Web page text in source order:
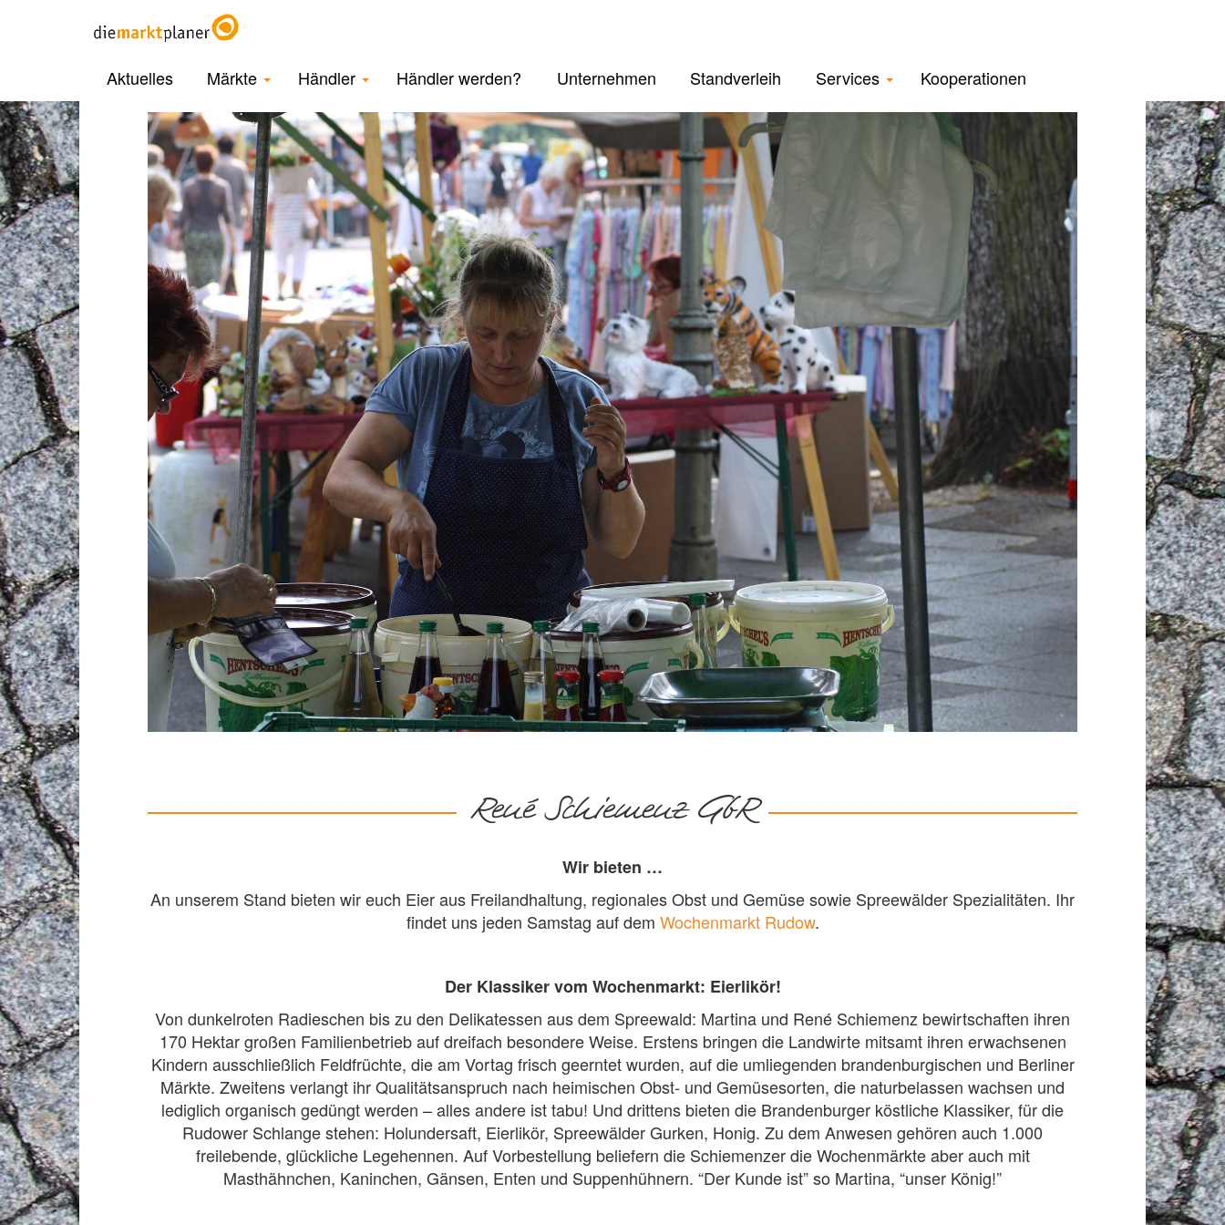
Aktuelles Märkte Händler Händler werden? Unternehmen Standverleih Services Kooperationen
René Schiemenz GbR
Wir bieten …
An unserem Stand bieten wir euch Eier aus Freilandhaltung, regionales Obst und Gemüse sowie Spreewälder Spezialitäten. Ihr
findet uns jeden Samstag auf dem Wochenmarkt Rudow.
Der Klassiker vom Wochenmarkt: Eierlikör!
Von dunkelroten Radieschen bis zu den Delikatessen aus dem Spreewald: Martina und René Schiemenz bewirtschaften ihren
170 Hektar großen Familienbetrieb auf dreifach besondere Weise. Erstens bringen die Landwirte mitsamt ihren erwachsenen
Kindern ausschließlich Feldfrüchte, die am Vortag frisch geerntet wurden, auf die umliegenden brandenburgischen und Berliner
Märkte. Zweitens verlangt ihr Qualitätsanspruch nach heimischen Obst- und Gemüsesorten, die naturbelassen wachsen und
lediglich organisch gedüngt werden – alles andere ist tabu! Und drittens bieten die Brandenburger köstliche Klassiker, für die
Rudower Schlange stehen: Holundersaft, Eierlikör, Spreewälder Gurken, Honig. Zu dem Anwesen gehören auch 1.000
freilebende, glückliche Legehennen. Auf Vorbestellung beliefern die Schiemenzer die Wochenmärkte aber auch mit
Masthähnchen, Kaninchen, Gänsen, Enten und Suppenhühnern. “Der Kunde ist” so Martina, “unser König!”